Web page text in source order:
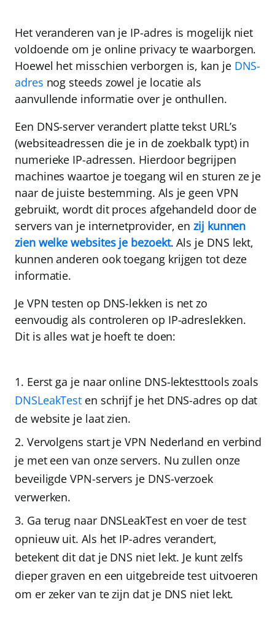
Het veranderen van je IP-adres is mogelijk niet
voldoende om je online privacy te waarborgen.
Hoewel het misschien verborgen is, kan je DNS-
adres nog steeds zowel je locatie als
aanvullende informatie over je onthullen.
Een DNS-server verandert platte tekst URL’s
(websiteadressen die je in de zoekbalk typt) in
numerieke IP-adressen. Hierdoor begrijpen
machines waartoe je toegang wil en sturen ze je
naar de juiste bestemming. Als je geen VPN
gebruikt, wordt dit proces afgehandeld door de
servers van je internetprovider, enzij kunnen
zien welke websites je bezoekt. Als je DNS lekt,
kunnen anderen ook toegang krijgen tot deze
informatie.
Je VPN testen op DNS-lekken is net zo
eenvoudig als controleren op IP-adreslekken.
Dit is alles wat je hoeft te doen:
Eerst ga je naar online DNS-lektesttools zoals
DNSLeakTest en schrijf je het DNS-adres op dat
de website je laat zien.
Vervolgens start je VPN Nederland en verbind
je met een van onze servers. Nu zullen onze
beveiligde VPN-servers je DNS-verzoek
verwerken.
Ga terug naar DNSLeakTest en voer de test
opnieuw uit. Als het IP-adres verandert,
betekent dit dat je DNS niet lekt. Je kunt zelfs
dieper graven en een uitgebreide test uitvoeren
om er zeker van te zijn dat je DNS niet lekt.